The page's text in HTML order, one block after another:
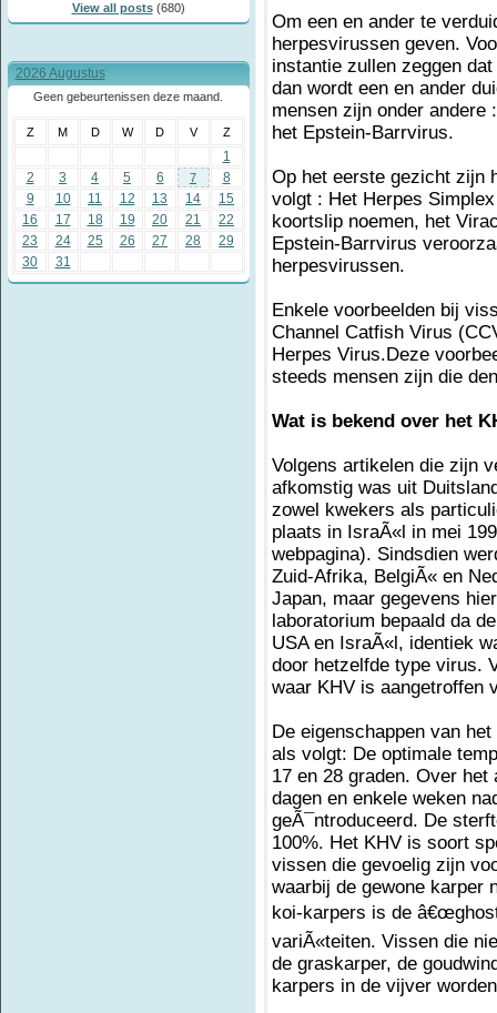
View all posts(680)
2026 Augustus
Geen gebeurtenissen deze maand.
Z M D W D V Z
1
2
3 4 5 6 7
8
9
10 11 12 13 14
15
16
17 18 19 20 21
22
23
24 25 26 27 28
29
30
31
Om een en ander te
herpesvirussen geven.
instantie zullen zeggen
dan wordt een en ander
mensen zijn onder
het Epstein-Barrvirus.
Op het eerste gezicht zijn
volgt : Het Herpes
koortslip noemen, het
Epstein-Barrvirus
herpesvirussen.
Enkele voorbeelden bij
Channel Catfish Virus
Herpes Virus.Deze
steeds mensen zijn die
Wat is bekend over het
Volgens artikelen die zijn
afkomstig was uit
zowel kwekers als
plaats in IsraÃ«l in mei
webpagina). Sindsdien
Zuid-Afrika, BelgiÃ« en
Japan, maar gegevens
laboratorium bepaald da
USA en IsraÃ«l, identiek
door hetzelfde type virus.
waar KHV is aangetroffen
De eigenschappen van
als volgt: De optimale
17 en 28 graden. Over
dagen en enkele weken
geÃ¯ntroduceerd. De
100%. Het KHV is soort
vissen die gevoelig zijn
waarbij de gewone karper
koi-karpers is de
variÃ«teiten. Vissen die
de graskarper, de
karpers in de vijver